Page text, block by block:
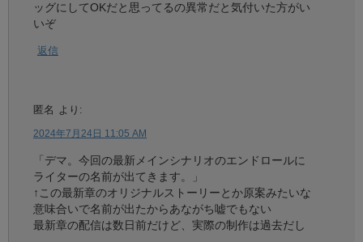
ッグにしてOKだと思ってるの異常だと気付いた方がい
いぞ
返信
匿名 より:
2024年7月24日 11:05 AM
「デマ。今回の最新メインシナリオのエンドロールに
ライターの名前が出てきます。」
↑この最新章のオリジナルストーリーとか原案みたいな
意味合いで名前が出たからあながち嘘でもない
最新章の配信は数日前だけど、実際の制作は過去だし